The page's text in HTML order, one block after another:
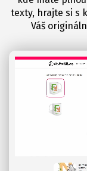
texty, hrajte si s
Váš